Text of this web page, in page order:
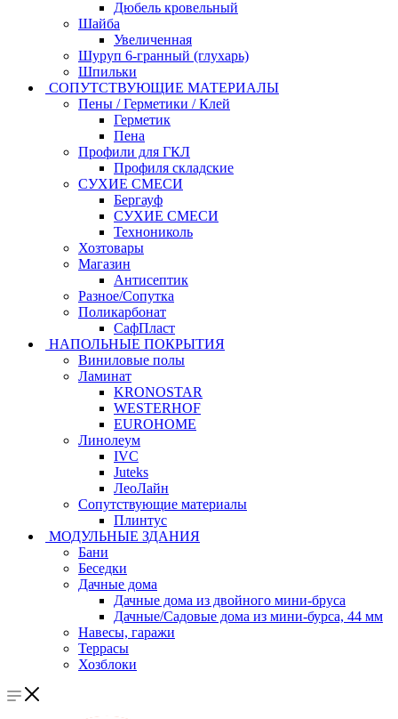
Дюбель кровельный
Шайба
Увеличенная
Шуруп 6-гранный (глухарь)
Шпильки
СОПУТСТВУЮЩИЕ МАТЕРИАЛЫ
Пены / Герметики / Клей
Герметик
Пена
Профили для ГКЛ
Профиля складские
СУХИЕ СМЕСИ
Бергауф
СУХИЕ СМЕСИ
Технониколь
Хозтовары
Магазин
Антисептик
Разное/Сопутка
Поликарбонат
СафПласт
НАПОЛЬНЫЕ ПОКРЫТИЯ
Виниловые полы
Ламинат
KRONOSTAR
WESTERHOF
EUROHOME
Линолеум
IVC
Juteks
ЛеоЛайн
Сопутствующие материалы
Плинтус
МОДУЛЬНЫЕ ЗДАНИЯ
Бани
Беседки
Дачные дома
Дачные дома из двойного мини-бруса
Дачные/Садовые дома из мини-бурса, 44 мм
Навесы, гаражи
Террасы
Хозблоки